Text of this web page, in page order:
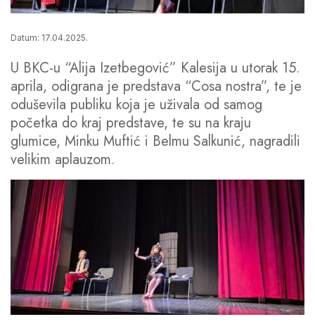
Datum: 17.04.2025.
U BKC-u “Alija Izetbegović” Kalesija u utorak 15.
aprila, odigrana je predstava “Cosa nostra”, te je
oduševila publiku koja je uživala od samog
početka do kraj predstave, te su na kraju
glumice, Minku Muftić i Belmu Salkunić, nagradili
velikim aplauzom.